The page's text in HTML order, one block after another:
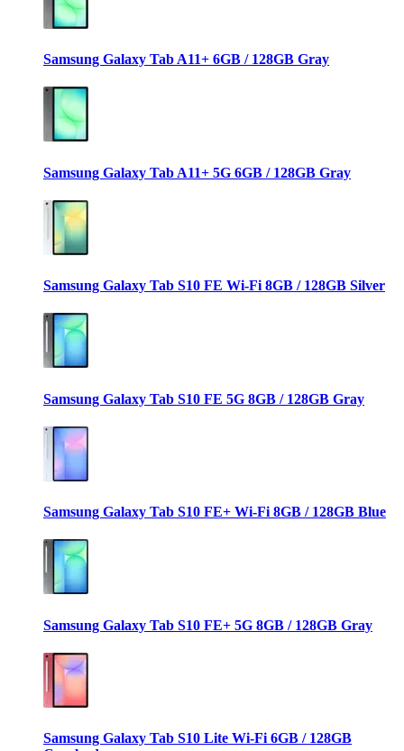
Samsung Galaxy Tab A11+ 6GB / 128GB Gray
Samsung Galaxy Tab A11+ 5G 6GB / 128GB Gray
Samsung Galaxy Tab S10 FE Wi-Fi 8GB / 128GB Silver
Samsung Galaxy Tab S10 FE 5G 8GB / 128GB Gray
Samsung Galaxy Tab S10 FE+ Wi-Fi 8GB / 128GB Blue
Samsung Galaxy Tab S10 FE+ 5G 8GB / 128GB Gray
Samsung Galaxy Tab S10 Lite Wi-Fi 6GB / 128GB